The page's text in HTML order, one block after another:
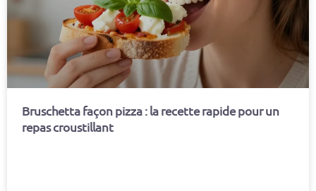
Bruschetta façon pizza : la recette rapide pour un
repas croustillant